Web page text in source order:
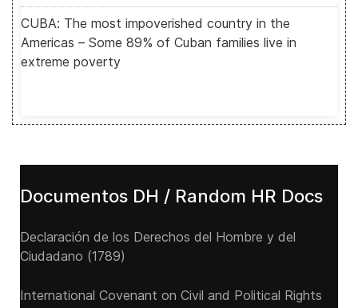
CUBA: The most impoverished country in the
Americas – Some 89% of Cuban families live in
extreme poverty
Documentos DH / Random HR Docs
Declaración de los Derechos del Hombre y del
Ciudadano (1789)
International Covenant on Civil and Political Rights